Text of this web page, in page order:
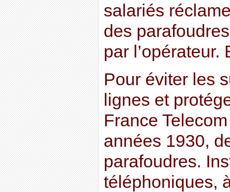
salariés
des
par l’opérateur.
Pour éviter les
lignes et
France
années 1930,
parafoudres.
téléphoniques,